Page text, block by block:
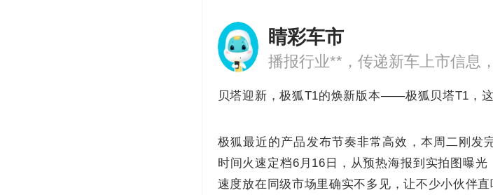
睛彩车市
贝塔迎新，极狐T1的焕新版本——极狐贝塔T1，这
极狐最近的产品发布节奏非常高效，本周二刚发
时间火速定档6月16日，从预热海报到实拍图曝
速度放在同级市场里确实不多见，让不少小伙伴直